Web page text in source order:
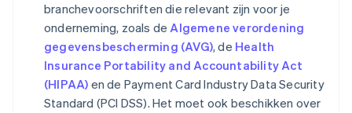
branchevoorschriften die relevant zijn voor je
onderneming, zoals deAlgemene verordening
gegevensbescherming (AVG), de Health
Insurance Portability and Accountability Act
(HIPAA) en de Payment Card Industry Data Security
Standard (PCI DSS). Het moet ook beschikken over